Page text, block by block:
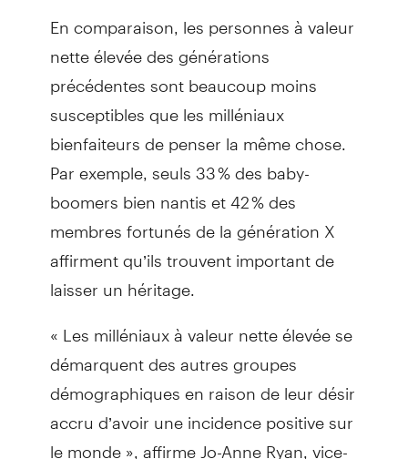
En comparaison, les personnes à valeur
nette élevée des générations
précédentes sont beaucoup moins
susceptibles que les milléniaux
bienfaiteurs de penser la même chose.
Par exemple, seuls 33 % des baby-
boomers bien nantis et 42 % des
membres fortunés de la génération X
affirment qu’ils trouvent important de
laisser un héritage.
« Les milléniaux à valeur nette élevée se
démarquent des autres groupes
démographiques en raison de leur désir
accru d’avoir une incidence positive sur
le monde », affirme Jo-Anne Ryan, vice-